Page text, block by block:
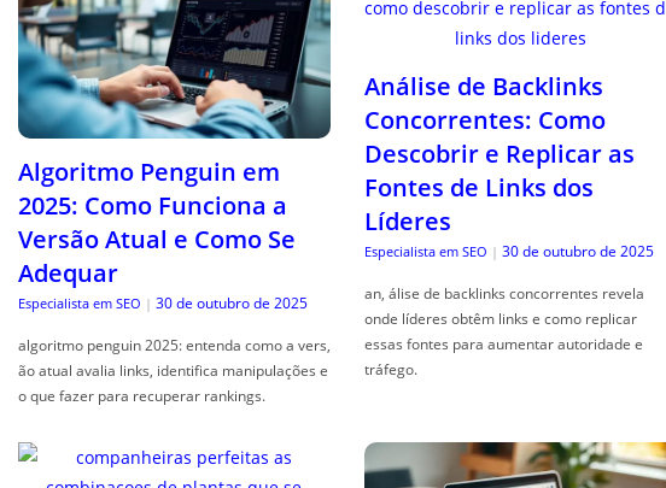
Algoritmo Penguin em
2025: Como Funciona a
Versão Atual e Como Se
Adequar
Especialista em SEO | 30 de outubro de 2025
algoritmo penguin 2025: entenda como a vers,
ão atual avalia links, identifica manipulações e
o que fazer para recuperar rankings.
Análise de Backlinks
Concorrentes: Como
Descobrir e Replicar as
Fontes de Links dos
Líderes
Especialista em SEO | 30 de outubro de 2025
an, álise de backlinks concorrentes revela
onde líderes obtêm links e como replicar
essas fontes para aumentar autoridade e
tráfego.